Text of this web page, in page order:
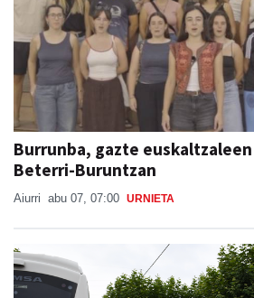
Burrunba, gazte
Beterri-Buruntzan
Aiurri abu 07, 07:00 URNIETA